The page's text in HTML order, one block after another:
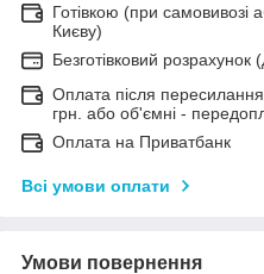
Готівкою (при самовивозі
Києву)
Безготівковий розрахунок
Оплата після
грн. або об'ємні -
Оплата на Приватбанк
Всі умови оплати
Умови повернення